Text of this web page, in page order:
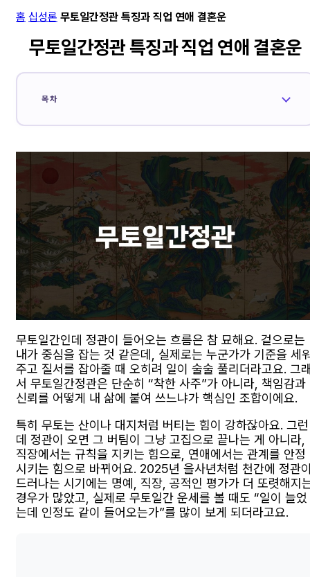
홈 십성론 무토일간정관 특징과 직업 연애 결혼운
무토일간정관 특징과 직업 연애 결혼운
목차
무토일간인데 정관이 들어오는 흐름은 참 묘해요. 겉으로는
내가 중심을 잡는 것 같은데, 실제로는 누군가가 기준을 세
주고 질서를 잡아줄 때 오히려 일이 술술 풀리더라고요. 그
서 무토일간정관은 단순히 “착한 사주”가 아니라, 책임감과
신뢰를 어떻게 내 삶에 붙여 쓰느냐가 핵심인 조합이에요.
특히 무토는 산이나 대지처럼 버티는 힘이 강하잖아요. 그런
데 정관이 오면 그 버팀이 그냥 고집으로 끝나는 게 아니라,
직장에서는 규칙을 지키는 힘으로, 연애에서는 관계를 안정
시키는 힘으로 바뀌어요. 2025년 을사년처럼 천간에 정관
드러나는 시기에는 명예, 직장, 공적인 평가가 더 또렷해지
경우가 많았고, 실제로 무토일간 운세를 볼 때도 “일이 늘었
는데 인정도 같이 들어오는가”를 많이 보게 되더라고요.